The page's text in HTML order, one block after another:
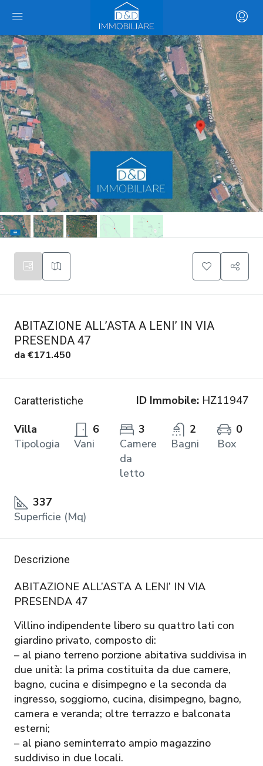
ABITAZIONE ALL’ASTA A LENI’ IN VIA
PRESENDA 47
da €171.450
Caratteristiche ID Immobile: HZ11947
Villa
Tipologia
6
Vani
3
Camere
da
letto
2
Bagni
0
Box
337
Superficie (Mq)
Descrizione
ABITAZIONE ALL’ASTA A LENI’ IN VIA
PRESENDA 47
Villino indipendente libero su quattro lati con
giardino privato, composto di:
– al piano terreno porzione abitativa suddivisa in
due unità: la prima costituita da due camere,
bagno, cucina e disimpegno e la seconda da
ingresso, soggiorno, cucina, disimpegno, bagno,
camera e veranda; oltre terrazzo e balconata
esterni;
– al piano seminterrato ampio magazzino
suddiviso in due locali.